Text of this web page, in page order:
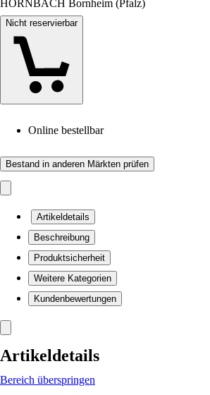
HORNBACH Bornheim (Pfalz)
Nicht reservierbar
Online bestellbar
Bestand in anderen Märkten prüfen
Artikeldetails
Beschreibung
Produktsicherheit
Weitere Kategorien
Kundenbewertungen
Artikeldetails
Bereich überspringen